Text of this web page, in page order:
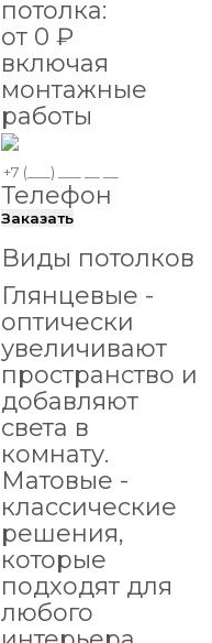
потолка:
от 0 ₽
включая
монтажные
работы
Телефон
Заказать
Виды потолков
Глянцевые -
оптически
увеличивают
пространство и
добавляют
света в
комнату.
Матовые -
классические
решения,
которые
подходят для
любого